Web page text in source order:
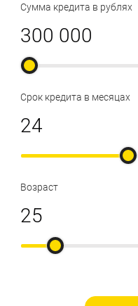
Сумма кредита в рублях
Срок кредита в месяцах
Возраст